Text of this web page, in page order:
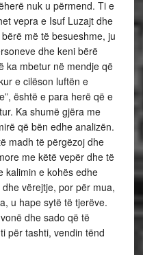
nuk u përmend. Ti e
vepra e Isuf Luzajt dhe
më të besueshme, ju
dhe keni bërë
ka mbetur në mendje që
e cilëson luftën e
është e para herë që e
Ka shumë gjëra me
që bën edhe analizën.
madh të përgëzoj dhe
me këtë vepër dhe të
kalimin e kohës edhe
vërejtje, por për mua,
u hape sytë të tjerëve.
dhe sado që të
për tashti, vendin tënd